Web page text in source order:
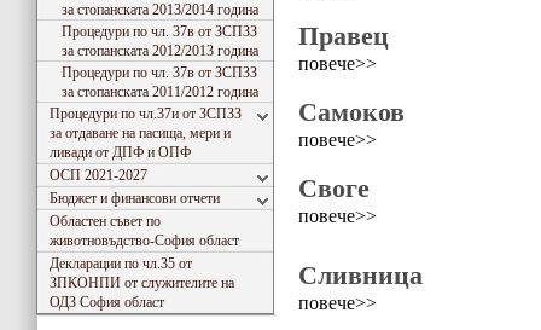
за стопанската 2013/2014 година
Процедури по чл. 37в от ЗСПЗЗ
за стопанската 2012/2013 година
Процедури по чл. 37в от ЗСПЗЗ
за стопанската 2011/2012 година
Процедури по чл.37и от ЗСПЗЗ
за отдаване на пасища, мери и
ливади от ДПФ и ОПФ
ОСП 2021-2027
Бюджет и финансови отчети
Областен съвет по
животновъдство-София област
Декларации по чл.35 от
ЗПКОНПИ от служителите на
ОДЗ София област
Правец
повече>>
Самоков
повече>>
Своге
повече>>
Сливница
повече>>